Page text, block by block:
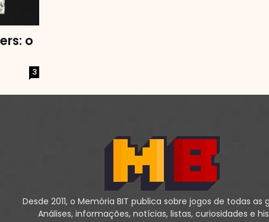
o
3
Desde 2011, o Memória BIT publica sobre jogos de todas as
Análises, informações, notícias, listas, curiosidades e